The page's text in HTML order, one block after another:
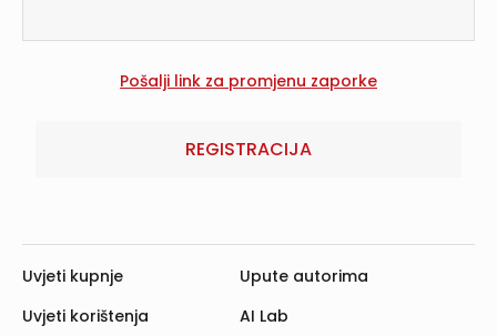
REGISTRACIJA
Uvjeti kupnje
Uvjeti korištenja
Upute autorima
AI Lab